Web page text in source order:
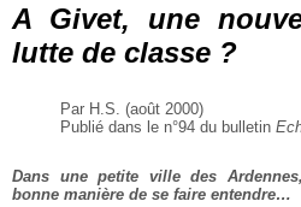
A Givet, une
lutte de classe ?
Par H.S. (août 2000)
Publié dans le n°94 du bulletin
Dans une petite ville des
bonne manière de se faire entendre…